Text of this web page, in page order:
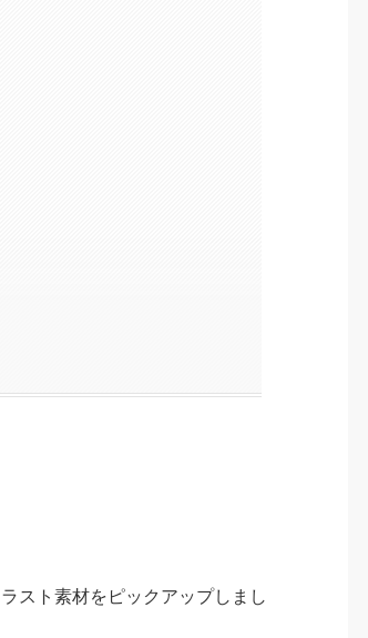
スト素材をピックアップしまし